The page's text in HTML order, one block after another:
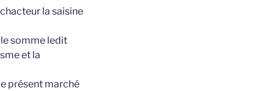
la saisine
somme ledit
et la
présent marché